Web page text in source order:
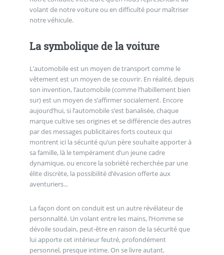
volant de notre voiture ou en difficulté pour maîtriser
notre véhicule.
La symbolique de la voiture
L’automobile est un moyen de transport comme le
vêtement est un moyen de se couvrir. En réalité, depuis
son invention, l’automobile (comme l’habillement bien
sur) est un moyen de s’affirmer socialement. Encore
aujourd’hui, si l’automobile s’est banalisée, chaque
marque cultive ses origines et se différencie des autres
par des messages publicitaires forts couteux qui
montrent ici la sécurité qu’un père souhaite apporter à
sa famille, là le tempérament d’un jeune cadre
dynamique, ou encore la sobriété recherchée par une
élite discrète, la possibilité d’évasion offerte aux
aventuriers...
La façon dont on conduit est un autre révélateur de
personnalité. Un volant entre les mains, l’Homme se
dévoile soudain, peut-être en raison de la sécurité que
lui apporte cet intérieur feutré, profondément
personnel, presque intime. On se livre autant,